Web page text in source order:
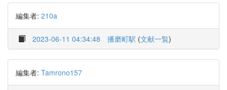
編集者: 210a
2023-06-11 04:34:48 播磨町駅 (文献一覧)
編集者: Tamrono157